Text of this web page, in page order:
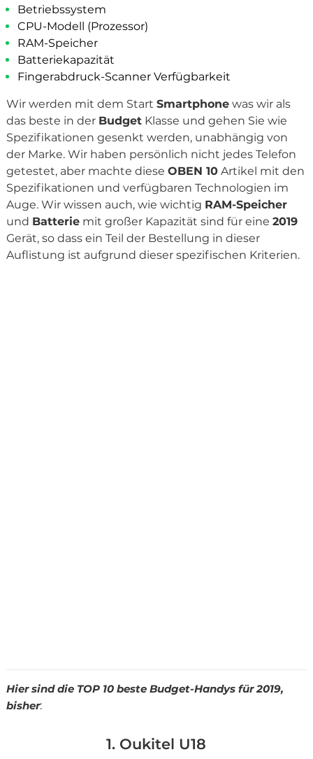
Betriebssystem
CPU-Modell (Prozessor)
RAM-Speicher
Batteriekapazität
Fingerabdruck-Scanner Verfügbarkeit
Wir werden mit dem Start Smartphonewas wir als
das beste in der BudgetKlasse und gehen Sie wie
Spezifikationen gesenkt werden, unabhängig von
der Marke. Wir haben persönlich nicht jedes Telefon
getestet, aber machte diese OBEN 10Artikel mit den
Spezifikationen und verfügbaren Technologien im
Auge. Wir wissen auch, wie wichtig RAM-Speicher
und Batteriemit großer Kapazität sind für eine 2019
Gerät, so dass ein Teil der Bestellung in dieser
Auflistung ist aufgrund dieser spezifischen Kriterien.
Hier sind die TOP 10 beste Budget-Handys für 2019,
bisher:
1. Oukitel U18